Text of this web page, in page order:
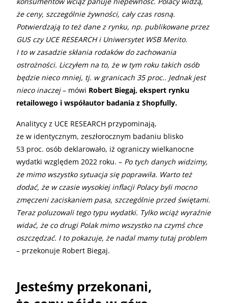
że ceny, szczególnie żywności, cały czas rosną.
Potwierdzają to też dane z rynku, np. publikowane przez
GUS czy UCE RESEARCH i Uniwersytet WSB Merito.
I to w zasadzie skłania rodaków do zachowania
ostrożności. Liczyłem na to, że w tym roku takich osób
będzie nieco mniej, tj. w granicach 35 proc.. Jednak jest
nieco inaczej– mówi Robert Biegaj, ekspert rynku
retailowego i współautor badania z Shopfully.
Analitycy z UCE RESEARCH przypominają,
że w identycznym, zeszłorocznym badaniu blisko
53 proc. osób deklarowało, iż ograniczy wielkanocne
wydatki względem 2022 roku. – Po tych danych widzimy,
że mimo wszystko sytuacja się poprawiła. Warto też
dodać, że w czasie wysokiej inflacji Polacy byli mocno
zmęczeni zaciskaniem pasa, szczególnie przed świętami.
Teraz poluzowali tego typu wydatki. Tylko wciąż wyraźnie
widać, że co drugi Polak mimo wszystko na czymś chce
oszczędzać. I to pokazuje, że nadal mamy tutaj problem
– przekonuje Robert Biegaj.
Jesteśmy przekonani,